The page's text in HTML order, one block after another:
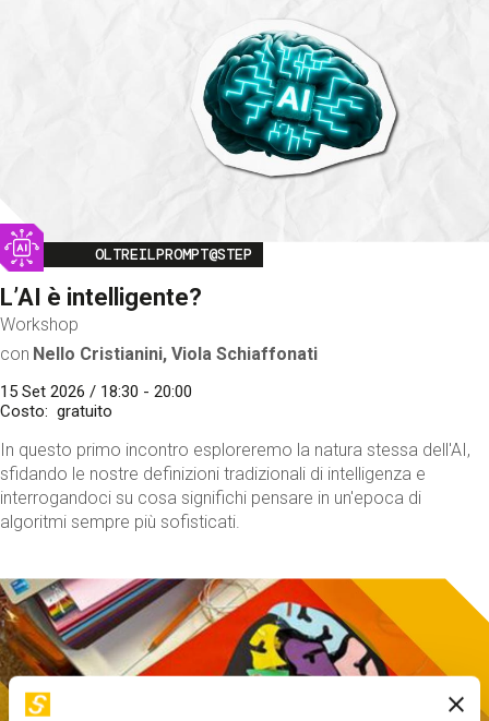
Image
OLTREILPROMPT@STEP
L’AI è intelligente?
Workshop
con Nello Cristianini, Viola Schiaffonati
15 Set 2026 / 18:30 - 20:00
Costo
gratuito
In questo primo incontro esploreremo la natura stessa dell'AI,
sfidando le nostre definizioni tradizionali di intelligenza e
interrogandoci su cosa significhi pensare in un'epoca di
algoritmi sempre più sofisticati.